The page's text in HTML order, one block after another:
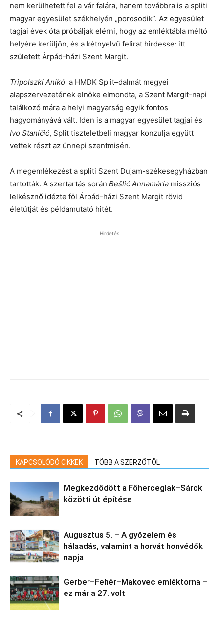
nem kerülhetett fel a vár falára, hanem továbbra is a spliti
magyar egyesület székhelyén „porosodik”. Az egyesület
tagjai évek óta próbálják elérni, hogy az emléktábla méltó
helyére kerüljön, és a kétnyelvű felirat hirdesse: itt
született Árpád-házi Szent Margit.
Tripolszki Anikó, a HMDK Split–dalmát megyei
alapszervezetének elnöke elmondta, a Szent Margit-napi
találkozó mára a helyi magyarság egyik fontos
hagyományává vált. Idén is a magyar egyesület tagjai és
Ivo Staničić, Split tiszteletbeli magyar konzulja együtt
vettek részt az ünnepi szentmisén.
A megemlékezést a spliti Szent Dujam-székesegyházban
tartották. A szertartás során Bešlić Annamária missziós
lelkésznő idézte föl Árpád-házi Szent Margit rövid
életútját és példamutató hitét.
Hirdetés
KAPCSOLÓDÓ CIKKEK TÖBB A SZERZŐTŐL
Megkezdődött a Főherceglak–Sárok
közötti út építése
Augusztus 5. – A győzelem és
hálaadás, valamint a horvát honvédők
napja
Gerber–Fehér–Makovec emléktorna –
ez már a 27. volt